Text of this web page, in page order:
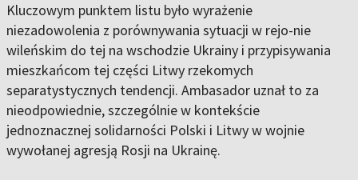
Kluczowym punktem listu było wyrażenie
niezadowolenia z porównywania sytuacji w rejo-nie
wileńskim do tej na wschodzie Ukrainy i przypisywania
mieszkańcom tej części Litwy rzekomych
separatystycznych tendencji. Ambasador uznał to za
nieodpowiednie, szczególnie w kontekście
jednoznacznej solidarności Polski i Litwy w wojnie
wywołanej agresją Rosji na Ukrainę.